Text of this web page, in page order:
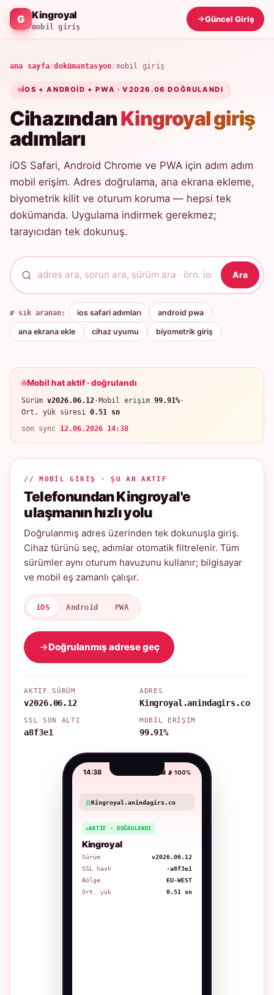
Kingroyal
mobil giriş
Güncel Giriş
ana sayfa/dokümantasyon/mobil giriş
IOS + ANDROID + PWA · V2026.06 DOĞRULANDI
CihazındanKingroyal giriş
adımları
iOS Safari, Android Chrome ve PWA için adım adım
mobil erişim. Adres doğrulama, ana ekrana ekleme,
biyometrik kilit ve oturum koruma — hepsi tek
dokümanda. Uygulama indirmek gerekmez;
tarayıcıdan tek dokunuş.
Ara
# sık aranan: ios safari adımları android pwa
ana ekrana ekle cihaz uyumu biyometrik giriş
Mobil hat aktif · doğrulandı
Sürüm v2026.06.12·Mobil erişim 99.91%·
Ort. yük süresi 0.51 sn
son sync 12.06.2026 14:38
// MOBIL GIRIŞ · ŞU AN AKTIF
Telefonundan Kingroyal'e
ulaşmanın hızlı yolu
Doğrulanmış adres üzerinden tek dokunuşla giriş.
Cihaz türünü seç, adımlar otomatik filtrelenir. Tüm
sürümler aynı oturum havuzunu kullanır; bilgisayar
ve mobil eş zamanlı çalışır.
iOS Android PWA
Doğrulanmış adrese geç
AKTIF SÜRÜM
v2026.06.12
ADRES
Kingroyal.anindagirs.co
SSL SON ALTI
a8f3e1
MOBIL ERIŞIM
99.91%
14:38 📶 📡 100%
Kingroyal.anindagirs.co
AKTIF · DOĞRULANDI
Kingroyal
Sürüm
v2026.06.12
SSL hash
·a8f3e1
Bölge
EU-WEST
Ort. yük
0.51 sn